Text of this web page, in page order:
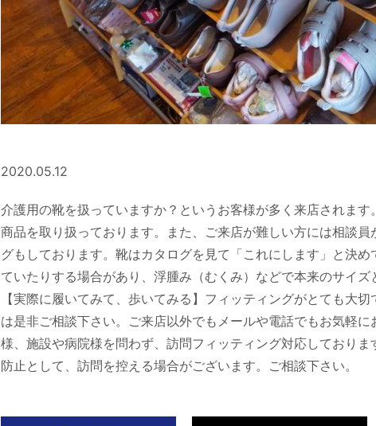
介護保険事業所番号 1372105062
ニュース
1 2 3 4 5 ▶
2024.10.18 今日は、毎月第三金曜日の西新井い
きいきサロンの日です
今日は、毎月第三金曜日の西新井いきいきサロン
の日です。
美味しいお菓子を食べながら、みんなで楽しくお
しゃべり。
2020.05.12
介護用の靴を扱っていますか？というお客様が多く来店されま
商品を取り扱っております。また、ご来店が難しい方には相談
グもしております。靴はカタログを見て「これにします」と決
ていたりする場合があり、浮腫み（むくみ）などで本来のサイズ
【実際に履いてみて、歩いてみる】フィッティングがとても大
は是非ご相談下さい。ご来店以外でもメールや電話でもお気軽
様、施設や病院様を問わず、訪問フィッティング対応しており
防止として、訪問を控える場合がございます。ご相談下さい。